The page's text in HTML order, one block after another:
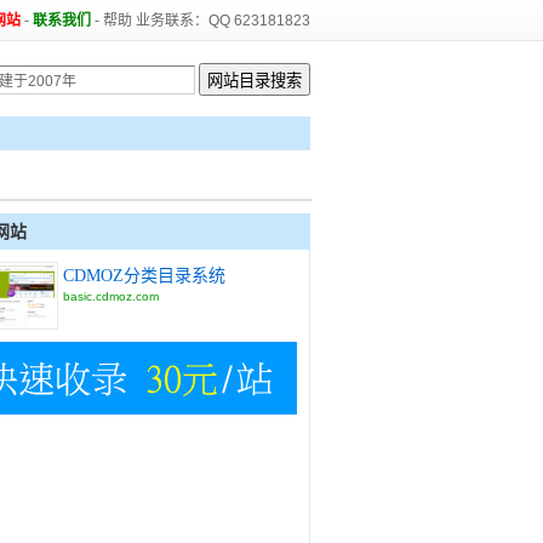
站 - 联系我们 - 帮助 业务联系：QQ 623181823
站
CDMOZ分类目录系统
basic.cdmoz.com